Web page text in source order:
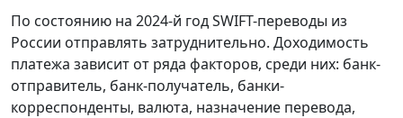
По состоянию на 2024-й год SWIFT-переводы из
России отправлять затруднительно. Доходимость
платежа зависит от ряда факторов, среди них: банк-
отправитель, банк-получатель, банки-
корреспонденты, валюта, назначение перевода,